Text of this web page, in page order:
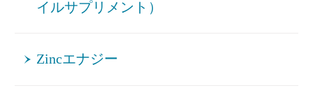
イルサプリメント）
Zincエナジー